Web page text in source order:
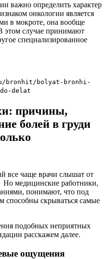
важно определить характер
онкологии является
в мокроте, она вообще
этом случае принимают
специализированное
bronhit/bolyat-bronhi-
delat
причины,
болей в груди
все чаще врачи слышат от
Но медицинские работники,
понимают, что под
способны скрываться самые
подобных неприятных
расскажем далее.
ощущения